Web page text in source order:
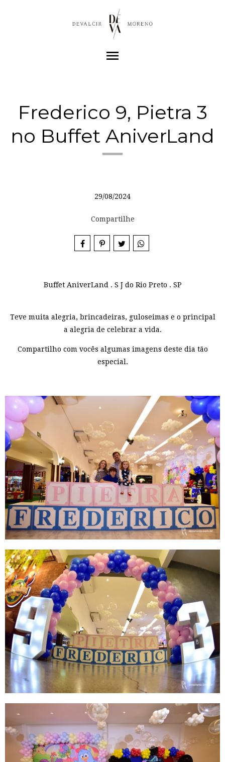
menu
Frederico 9, Pietra 3
no Buffet AniverLand
29/08/2024
Compartilhe
Buffet AniverLand . S J do Rio Preto . SP
Teve muita alegria, brincadeiras, guloseimas e o principal
a alegria de celebrar a vida.
Compartilho com vocês algumas imagens deste dia tão
especial.